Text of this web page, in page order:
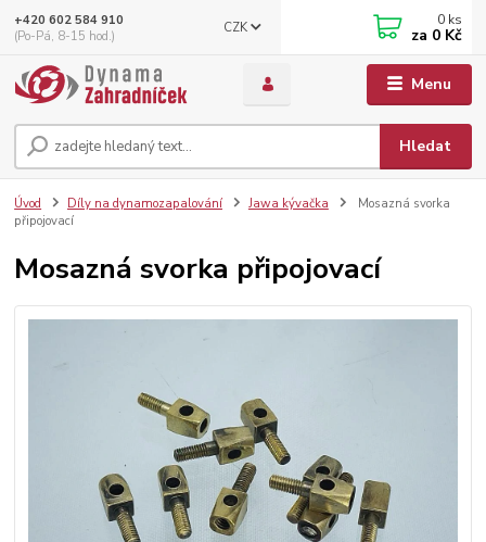
Menu
CZK
Hledat
+420 602 584 910
(Po-Pá, 8-15 hod.)
0 ks
za 0 Kč
Úvod Díly na dynamozapalování Jawa kývačka
Mosazná svorka
připojovací
Mosazná svorka připojovací